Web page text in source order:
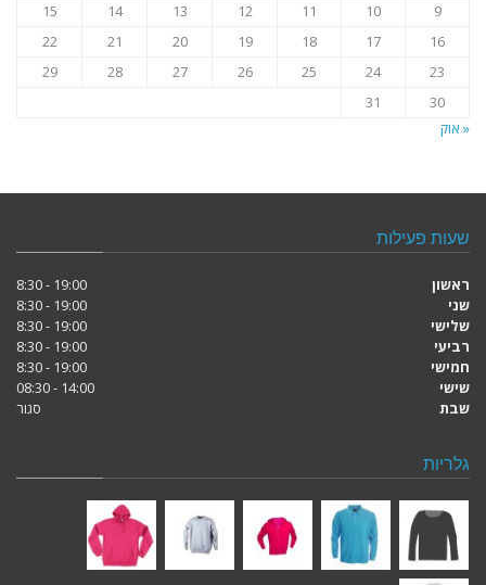
9
10
11
12
13
14
15
16
17
18
19
20
21
22
23
24
25
26
27
28
29
30
31
« אוק
שעות פעילות
ראשון
19:00 - 8:30
שני
19:00 - 8:30
שלישי
19:00 - 8:30
רביעי
19:00 - 8:30
חמישי
19:00 - 8:30
שישי
14:00 - 08:30
שבת
סגור
גלריות